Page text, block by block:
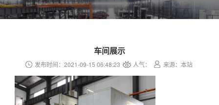
车间展示
发布时间：2021-09-15 06:48:23 人气： 来源：本站